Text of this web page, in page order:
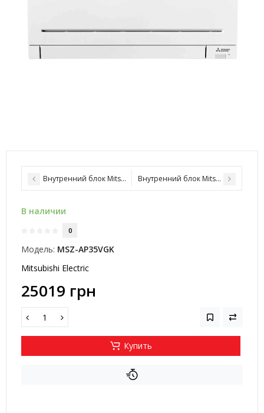
Внутренний блок Mitsubishi Electric MSZ-AP25VGK
Внутренний блок Mitsubishi Electric
В наличии
0
Модель: MSZ-AP35VGK
Mitsubishi Electric
25019 грн
Купить